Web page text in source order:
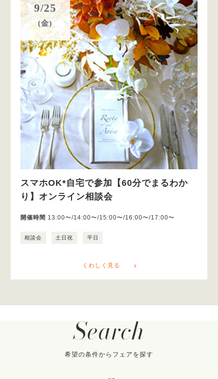
9/25
(金)
スマホOK*自宅で参加【60分でまるわか
り】オンライン相談会
開催時間 13:00〜/14:00〜/15:00〜/16:00〜/17:00〜
相談会 土日祝 平日
くわしく見る
Search
希望の条件からフェアを探す